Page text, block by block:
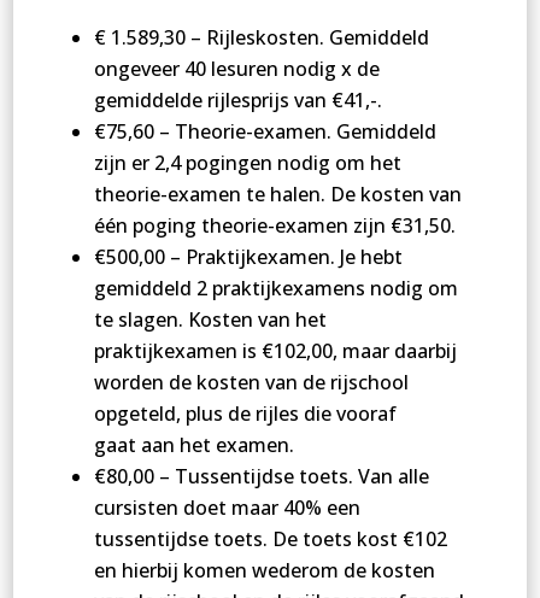
€ 1.589,30 – Rijleskosten. Gemiddeld
ongeveer 40 lesuren nodig x de
gemiddelde rijlesprijs van €41,-.
€75,60 – Theorie-examen. Gemiddeld
zijn er 2,4 pogingen nodig om het
theorie-examen te halen. De kosten van
één poging theorie-examen zijn €31,50.
€500,00 – Praktijkexamen. Je hebt
gemiddeld 2 praktijkexamens nodig om
te slagen. Kosten van het
praktijkexamen is €102,00, maar daarbij
worden de kosten van de rijschool
opgeteld, plus de rijles die vooraf
gaat aan het examen.
€80,00 – Tussentijdse toets. Van alle
cursisten doet maar 40% een
tussentijdse toets. De toets kost €102
en hierbij komen wederom de kosten